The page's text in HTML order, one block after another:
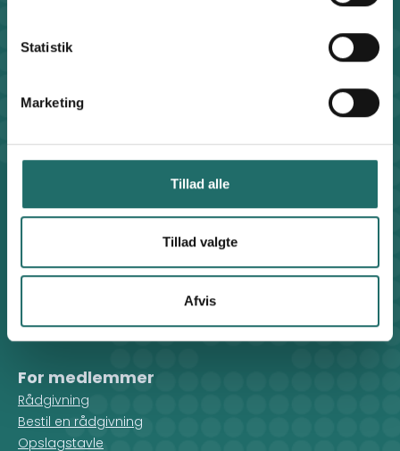
Statistik
Marketing
Tillad alle
Tillad valgte
Afvis
CISU - Civilsamfund i Udvikling
Kontakt sekretariatet på hverdage kl. 10-14 på:
8612 0342
FacebookLinkedInInstagram
X
Genveje
Find medarbejder
Adfærdskodeks
Cookiepolitik
For medlemmer
Rådgivning
Bestil en rådgivning
Opslagstavle